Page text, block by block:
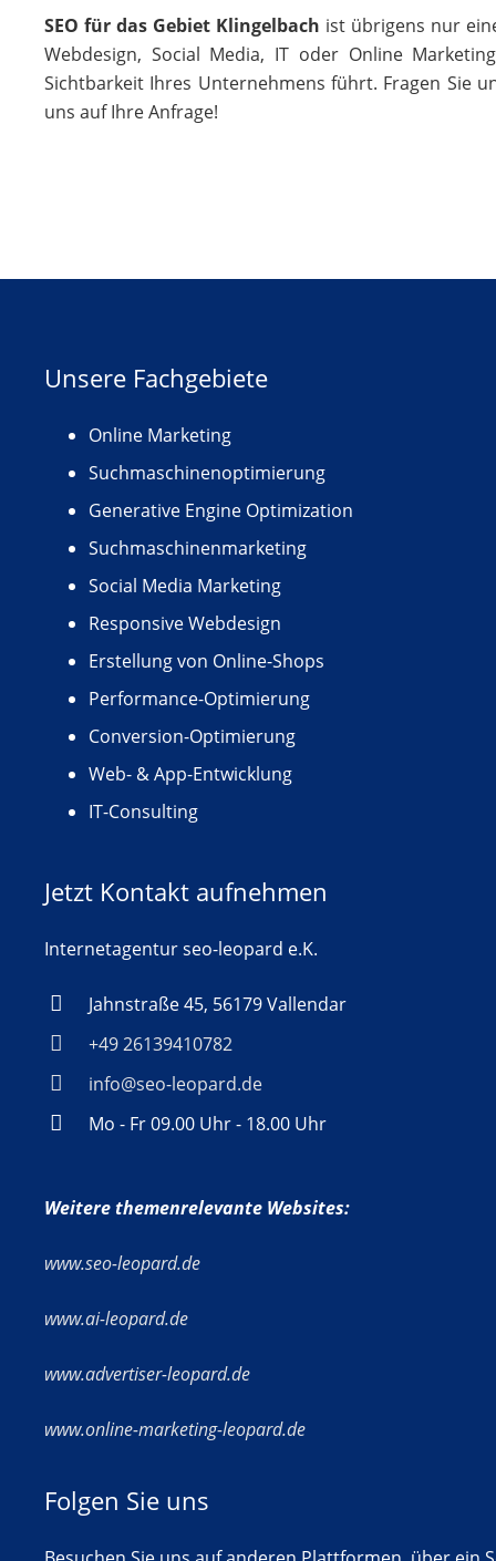
SEO für das Gebiet Klingelbach ist übrigens nur
Webdesign, Social Media, IT oder Online
Sichtbarkeit Ihres Unternehmens führt. Fragen Sie
uns auf Ihre Anfrage!
Unsere Fachgebiete
Online Marketing
Suchmaschinenoptimierung
Generative Engine Optimization
Suchmaschinenmarketing
Social Media Marketing
Responsive Webdesign
Erstellung von Online-Shops
Performance-Optimierung
Conversion-Optimierung
Web- & App-Entwicklung
IT-Consulting
Jetzt Kontakt aufnehmen
Internetagentur seo-leopard e.K.
Jahnstraße 45, 56179 Vallendar
+49 26139410782
info@seo-leopard.de
Mo - Fr 09.00 Uhr - 18.00 Uhr
Weitere themenrelevante Websites:
www.seo-leopard.de
www.ai-leopard.de
www.advertiser-leopard.de
www.online-marketing-leopard.de
Folgen Sie uns